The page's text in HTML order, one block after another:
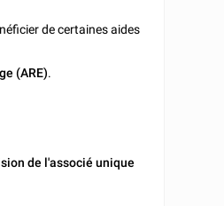
de certaines aides
(ARE).
de l'associé unique